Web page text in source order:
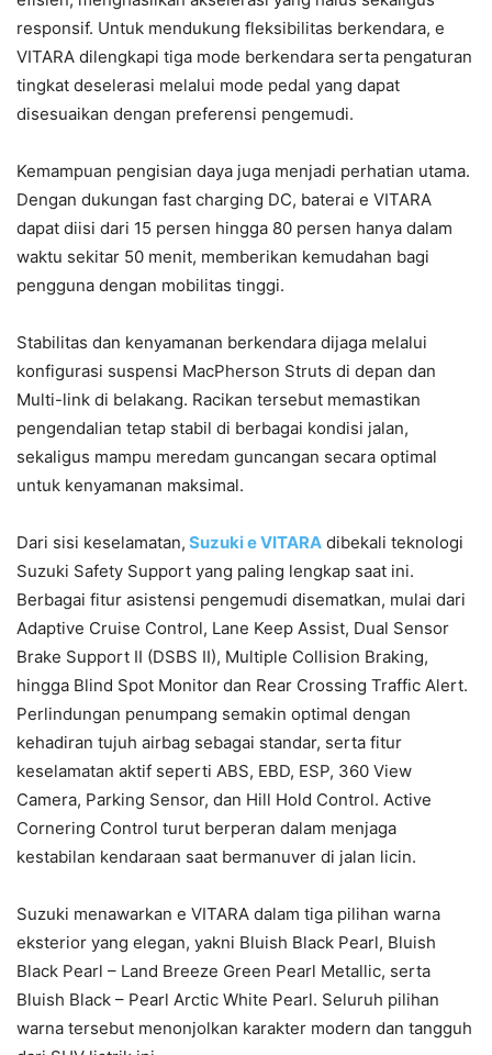
responsif. Untuk mendukung fleksibilitas berkendara, e
VITARA dilengkapi tiga mode berkendara serta pengaturan
tingkat deselerasi melalui mode pedal yang dapat
disesuaikan dengan preferensi pengemudi.
Kemampuan pengisian daya juga menjadi perhatian utama.
Dengan dukungan fast charging DC, baterai e VITARA
dapat diisi dari 15 persen hingga 80 persen hanya dalam
waktu sekitar 50 menit, memberikan kemudahan bagi
pengguna dengan mobilitas tinggi.
Stabilitas dan kenyamanan berkendara dijaga melalui
konfigurasi suspensi MacPherson Struts di depan dan
Multi-link di belakang. Racikan tersebut memastikan
pengendalian tetap stabil di berbagai kondisi jalan,
sekaligus mampu meredam guncangan secara optimal
untuk kenyamanan maksimal.
Dari sisi keselamatan, Suzuki e VITARA dibekali teknologi
Suzuki Safety Support yang paling lengkap saat ini.
Berbagai fitur asistensi pengemudi disematkan, mulai dari
Adaptive Cruise Control, Lane Keep Assist, Dual Sensor
Brake Support II (DSBS II), Multiple Collision Braking,
hingga Blind Spot Monitor dan Rear Crossing Traffic Alert.
Perlindungan penumpang semakin optimal dengan
kehadiran tujuh airbag sebagai standar, serta fitur
keselamatan aktif seperti ABS, EBD, ESP, 360 View
Camera, Parking Sensor, dan Hill Hold Control. Active
Cornering Control turut berperan dalam menjaga
kestabilan kendaraan saat bermanuver di jalan licin.
Suzuki menawarkan e VITARA dalam tiga pilihan warna
eksterior yang elegan, yakni Bluish Black Pearl, Bluish
Black Pearl – Land Breeze Green Pearl Metallic, serta
Bluish Black – Pearl Arctic White Pearl. Seluruh pilihan
warna tersebut menonjolkan karakter modern dan tangguh